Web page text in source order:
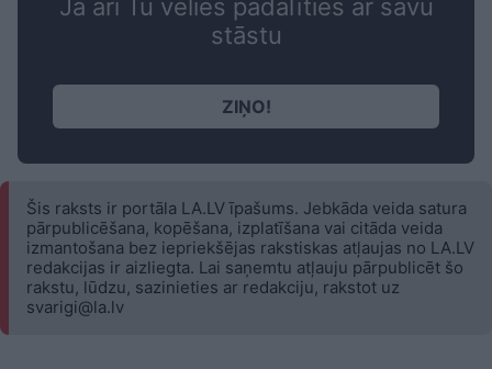
Ja arī Tu vēlies padalīties ar savu
stāstu
ZIŅO!
Šis raksts ir portāla LA.LV īpašums. Jebkāda veida satura
pārpublicēšana, kopēšana, izplatīšana vai citāda veida
izmantošana bez iepriekšējas rakstiskas atļaujas no LA.LV
redakcijas ir aizliegta. Lai saņemtu atļauju pārpublicēt šo
rakstu, lūdzu, sazinieties ar redakciju, rakstot uz
svarigi@la.lv